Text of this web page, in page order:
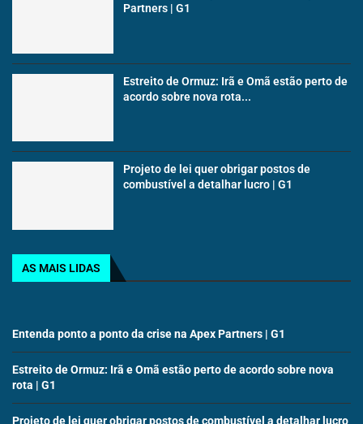
Partners | G1
Estreito de Ormuz: Irã e Omã estão perto de
acordo sobre nova rota...
Projeto de lei quer obrigar postos de
combustível a detalhar lucro | G1
AS MAIS LIDAS
Entenda ponto a ponto da crise na Apex Partners | G1
Estreito de Ormuz: Irã e Omã estão perto de acordo sobre nova
rota | G1
Projeto de lei quer obrigar postos de combustível a detalhar lucro